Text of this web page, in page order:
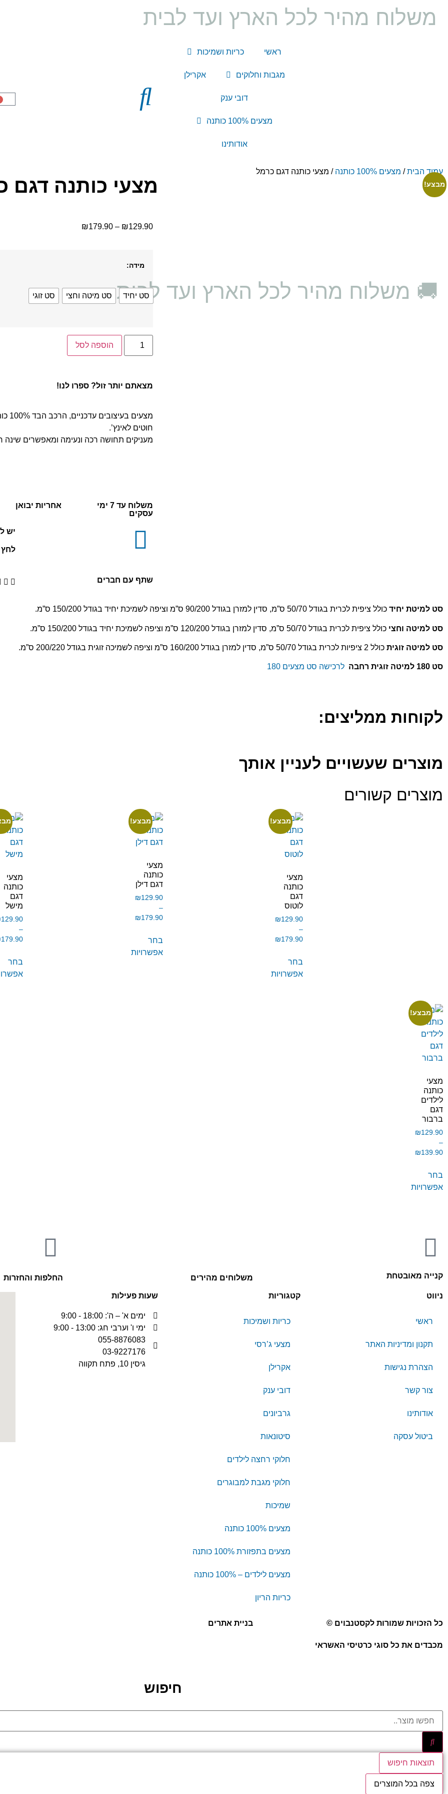
משלוח מהיר לכל הארץ ועד לבית
ראשי כריות ושמיכות
מגבות וחלוקים אקרילן
דובי ענק
מצעים 100% כותנה
אודותינו
עמוד הבית/ מצעים 100% כותנה / מצעי כותנה דגם כרמל
מבצע!
🚚 משלוח מהיר לכל הארץ ועד לבית
מצעי כותנה דגם
₪129.90
–
₪179.90
מידה:
סט יחיד סט מיטה וחצי סט זוגי
הוספה לסל
מצאתם יותר זול? ספרו לנו!
חוטים לאינץ’.
מעניקים תחושה רכה ונעימה ומאפשרים שינה
משלוח עד 7 ימי
עסקים
אחריות יבואן
יש
לחץ
שתף עם חברים
סט למיטת יחיד כולל ציפית לכרית בגודל 50/70 ס”מ, סדין למזרן בגודל 90/200 ס”מ וציפה לשמיכת יחיד בגודל 150/200 ס”מ.
סט למיטה וחצי כולל ציפית לכרית בגודל 50/70 ס”מ, סדין למזרן בגודל 120/200 ס”מ וציפה לשמיכת יחיד בגודל 150/200 ס”מ.
סט למיטה זוגית כולל 2 ציפיות לכרית בגודל 50/70 ס”מ, סדין למזרן בגודל 160/200 ס”מ וציפה לשמיכה זוגית בגודל 200/220 ס”מ.
סט 180 למיטה זוגית רחבה לרכישה סט מצעים 180
לקוחות ממליצים:
מוצרים שעשויים לעניין אותך
מוצרים קשורים
מבצע!
מצעי
כותנה
דגם
לוטוס
₪129.90
–
₪179.90
בחר
אפשרויות
מבצע!
מצעי
כותנה
דגם דילן
₪129.90
–
₪179.90
בחר
אפשרויות
מצעי
כותנה
דגם
מישל
129.90
–
179.90
בחר
מבצע!
מצעי
כותנה
לילדים
דגם
ברבור
₪129.90
–
₪139.90
בחר
אפשרויות
קנייה מאובטחת משלוחים מהירים החלפות והחזרות
ניווט
ראשי
תקנון ומדיניות האתר
הצהרת נגישות
צור קשר
אודותינו
ביטול עסקה
קטגוריות
כריות ושמיכות
מצעי ג’רסי
אקרילן
דובי ענק
גרביונים
סיטונאות
חלוקי רחצה לילדים
חלוקי מגבת למבוגרים
שמיכות
מצעים 100% כותנה
מצעים בתפזורת 100% כותנה
מצעים לילדים – 100% כותנה
כריות הריון
שעות פעילות
ימים א' – ה': 18:00 - 9:00
ימי ו' וערבי חג: 13:00 - 9:00
055-8876083
03-9227176
גיסין 10, פתח תקווה
כל הזכויות שמורות לקסטנבוים © בניית אתרים
מכבדים את כל סוגי כרטיסי האשראי
חיפוש
תוצאות חיפוש
צפה בכל המוצרים